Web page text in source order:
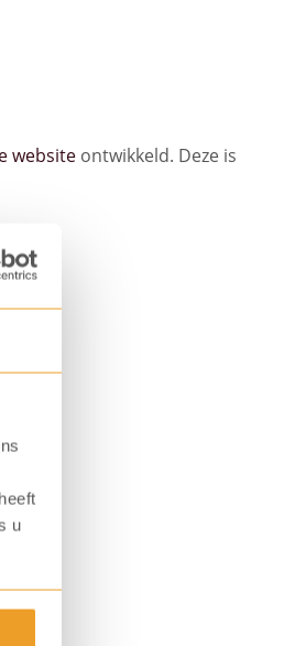
u
websiteontwikkeld. Deze is